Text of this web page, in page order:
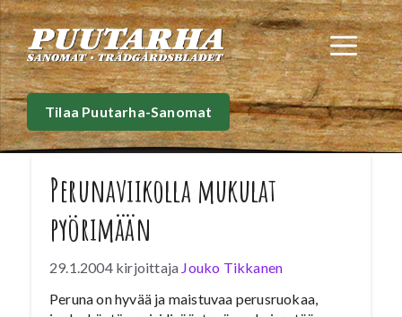
Siirry
sisältöön
Tilaa Puutarha-Sanomat
Perunaviikolla mukulat
pyörimään
29.1.2004 kirjoittaja Jouko Tikkanen
Peruna on hyvää ja maistuvaa perusruokaa,